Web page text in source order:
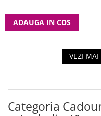
ADAUGA IN COS
VEZI MAI
Categoria